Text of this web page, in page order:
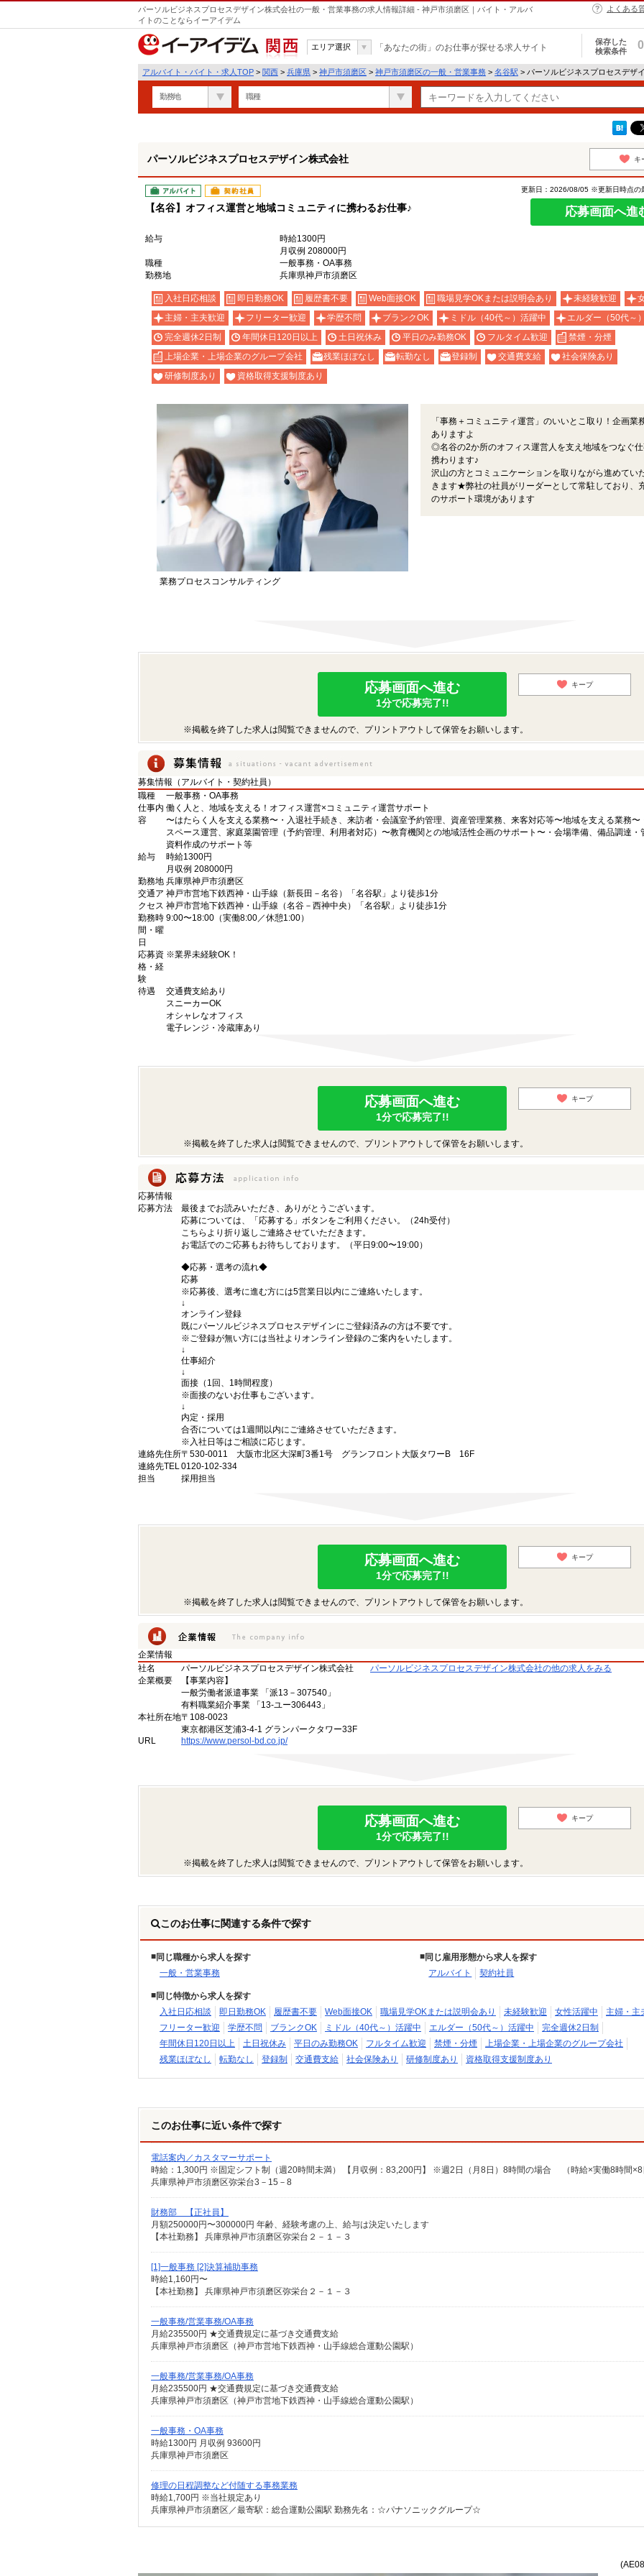
パーソルビジネスプロセスデザイン株式会社の一般・営業事務の求人情報詳細 - 神戸市須磨区｜バイト・アルバ
イトのことならイーアイデム
よくある
関西
エリア選択 「あなたの街」のお仕事が探せる求人サイト
保存した
検索条件
0
アルバイト・バイト・求人TOP > 関西 > 兵庫県 > 神戸市須磨区 > 神戸市須磨区の一般・営業事務 > 名谷駅 > パーソルビジネスプロセスデザ
勤務地 職種
パーソルビジネスプロセスデザイン株式会社 キ
アルバイト 契約社員
【名谷】オフィス運営と地域コミュニティに携わるお仕事♪
更新日：2026/08/05 ※更新日時点の
応募画面へ進
給与
時給1300円
月収例 208000円
職種
一般事務・OA事務
勤務地
兵庫県神戸市須磨区
入社日応相談 即日勤務OK 履歴書不要 Web面接OK 職場見学OKまたは説明会あり 未経験歓迎
主婦・主夫歓迎
フリーター歓迎 学歴不問 ブランクOK ミドル（40代～）活躍中
エルダー（50代～
完全週休2日制
年間休日120日以上 土日祝休み 平日のみ勤務OK フルタイム歓迎
禁煙・分煙
上場企業・上場企業のグループ会社
残業ほぼなし 転勤なし 登録制 交通費支給
社会保険あり
研修制度あり
資格取得支援制度あり
業務プロセスコンサルティング
「事務＋コミュニティ運営」のいいとこ取り！企画業
ありますよ
◎名谷の2か所のオフィス運営人を支え地域をつなぐ
携わります♪
沢山の方とコミュニケーションを取りながら進めてい
きます★弊社の社員がリーダーとして常駐しており、
のサポート環境があります
応募画面へ進む
1分で応募完了!!
キープ
※掲載を終了した求人は閲覧できませんので、プリントアウトして保管をお願いします。
募集情報（アルバイト・契約社員）
職種
一般事務・OA事務
仕事内
容
働く人と、地域を支える！オフィス運営×コミュニティ運営サポート
〜はたらく人を支える業務〜・入退社手続き、来訪者・会議室予約管理、資産管理業務、来客対応等〜地域を支える業務〜
スペース運営、家庭菜園管理（予約管理、利用者対応）〜教育機関との地域活性企画のサポート〜・会場準備、備品調達・
資料作成のサポート等
給与
時給1300円
月収例 208000円
勤務地 兵庫県神戸市須磨区
交通ア
クセス
神戸市営地下鉄西神・山手線（新長田－名谷）「名谷駅」より徒歩1分
神戸市営地下鉄西神・山手線（名谷－西神中央）「名谷駅」より徒歩1分
勤務時
間・曜
日
9:00〜18:00（実働8:00／休憩1:00）
応募資
格・経
験
※業界未経験OK！
待遇
交通費支給あり
スニーカーOK
オシャレなオフィス
電子レンジ・冷蔵庫あり
応募画面へ進む
1分で応募完了!!
キープ
※掲載を終了した求人は閲覧できませんので、プリントアウトして保管をお願いします。
応募情報
応募方法
最後までお読みいただき、ありがとうございます。
応募については、「応募する」ボタンをご利用ください。（24h受付）
こちらより折り返しご連絡させていただきます。
お電話でのご応募もお待ちしております。（平日9:00〜19:00）
◆応募・選考の流れ◆
応募
※応募後、選考に進む方には5営業日以内にご連絡いたします。
↓
オンライン登録
既にパーソルビジネスプロセスデザインにご登録済みの方は不要です。
※ご登録が無い方には当社よりオンライン登録のご案内をいたします。
↓
仕事紹介
↓
面接（1回、1時間程度）
※面接のないお仕事もございます。
↓
内定・採用
合否については1週間以内にご連絡させていただきます。
※入社日等はご相談に応じます。
連絡先住所〒530-0011 大阪市北区大深町3番1号 グランフロント大阪タワーB 16F
連絡先TEL0120-102-334
担当
採用担当
応募画面へ進む
1分で応募完了!!
キープ
※掲載を終了した求人は閲覧できませんので、プリントアウトして保管をお願いします。
企業情報
社名
パーソルビジネスプロセスデザイン株式会社
パーソルビジネスプロセスデザイン株式会社の他の求人をみる
企業概要
【事業内容】
一般労働者派遣事業 「派13－307540」
有料職業紹介事業 「13-ユー306443」
本社所在地〒108-0023
東京都港区芝浦3-4-1 グランパークタワー33F
URL
https://www.persol-bd.co.jp/
応募画面へ進む
1分で応募完了!!
キープ
※掲載を終了した求人は閲覧できませんので、プリントアウトして保管をお願いします。
このお仕事に関連する条件で探す
同じ職種から求人を探す
一般・営業事務
同じ雇用形態から求人を探す
アルバイト
契約社員
同じ特徴から求人を探す
入社日応相談
即日勤務OK 履歴書不要 Web面接OK 職場見学OKまたは説明会あり 未経験歓迎 女性活躍中
主婦・主
フリーター歓迎
学歴不問 ブランクOK ミドル（40代～）活躍中 エルダー（50代～）活躍中
完全週休2日制
年間休日120日以上
土日祝休み 平日のみ勤務OK フルタイム歓迎 禁煙・分煙
上場企業・上場企業のグループ会社
残業ほぼなし
転勤なし 登録制 交通費支給 社会保険あり 研修制度あり 資格取得支援制度あり
このお仕事に近い条件で探す
電話案内／カスタマーサポート
兵庫県神戸市須磨区弥栄台3－15－8
財務部 【正社員】
月額250000円〜300000円 年齢、経験考慮の上、給与は決定いたします
【本社勤務】 兵庫県神戸市須磨区弥栄台２－１－３
[1]一般事務 [2]決算補助事務
時給1,160円〜
【本社勤務】 兵庫県神戸市須磨区弥栄台２－１－３
一般事務/営業事務/OA事務
月給235500円 ★交通費規定に基づき交通費支給
兵庫県神戸市須磨区（神戸市営地下鉄西神・山手線総合運動公園駅）
一般事務/営業事務/OA事務
月給235500円 ★交通費規定に基づき交通費支給
兵庫県神戸市須磨区（神戸市営地下鉄西神・山手線総合運動公園駅）
一般事務・OA事務
時給1300円 月収例 93600円
兵庫県神戸市須磨区
修理の日程調整など付随する事務業務
時給1,700円 ※当社規定あり
兵庫県神戸市須磨区／最寄駅：総合運動公園駅 勤務先名：☆パナソニックグループ☆